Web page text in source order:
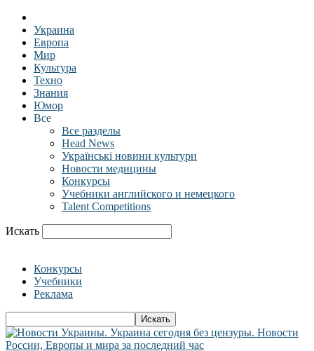
Украина
Европа
Мир
Культура
Техно
Знания
Юмор
Все
Все разделы
Head News
Українські новини культури
Новости медицины
Конкурсы
Учебники английского и немецкого
Talent Competitions
Искать
Конкурсы
Учебники
Реклама